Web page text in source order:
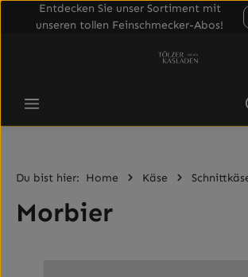
Entdecken Sie unser Sortiment mit
unseren tollen Feinschmecker-Abos!
Du bist hier: Home Käse
Morbier